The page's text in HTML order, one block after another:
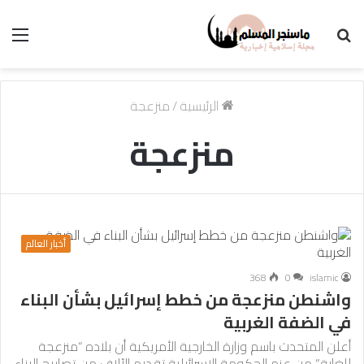
الرئيسية/منزعجة
منزعجة
أخبار العالم
islamic
0
368
واشنطن منزعجة من خطط إسرائيل بشأن البناء
في الضفة الغربية
أعلن المتحدث باسم وزارة الخارجية الأمريكية أن بلاده “منزعجة